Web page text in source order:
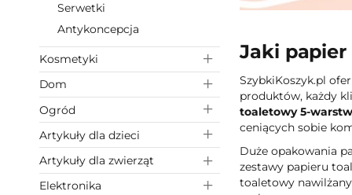
Serwetki
Antykoncepcja
Kosmetyki
Dom
Ogród
Artykuły dla dzieci
Artykuły dla zwierząt
Elektronika
Jaki
SzybkiKoszyk.pl
produktów, każdy
toaletowy 5-
ceniących sobie
Duże opakowania
zestawy papieru
toaletowy